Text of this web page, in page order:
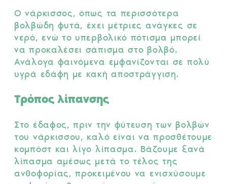
Ο νάρκισσος, όπως τα περισσότερα
βολβώδη φυτά, έχει μέτριες ανάγκες σε
νερό, ενώ το υπερβολικό πότισμα μπορεί
να προκαλέσει σάπισμα στο βολβό.
Ανάλογα φαινόμενα εμφανίζονται σε πολύ
υγρά εδάφη με κακή αποστράγγιση.
Τρόπος λίπανσης
Στο έδαφος, πριν την φύτευση των βολβών
του νάρκισσου, καλό είναι να προσθέτουμε
κομπόστ και λίγο λίπασμα. Βάζουμε ξανά
λίπασμα αμέσως μετά το τέλος της
ανθοφορίας, προκειμένου να ενισχύσουμε